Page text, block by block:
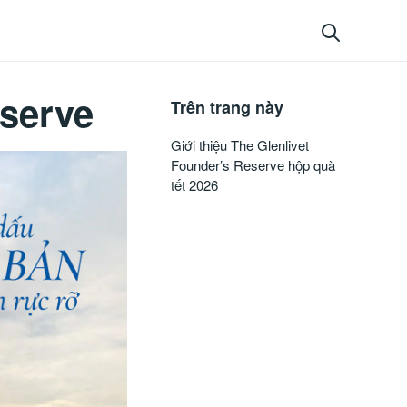
Trên trang này
Giới thiệu The Glenlivet
Founder’s Reserve hộp quà
tết 2026